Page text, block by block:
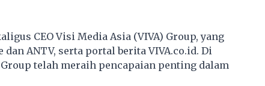
CEO Visi Media Asia (VIVA) Group, yang
ANTV, serta portal berita VIVA.co.id. Di
telah meraih pencapaian penting dalam